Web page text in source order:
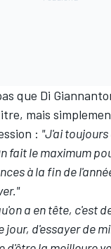
que Di
mais
: "J'ai
fait le maximum
à la fin de
a en tête, c'est
jour, d'essayer de